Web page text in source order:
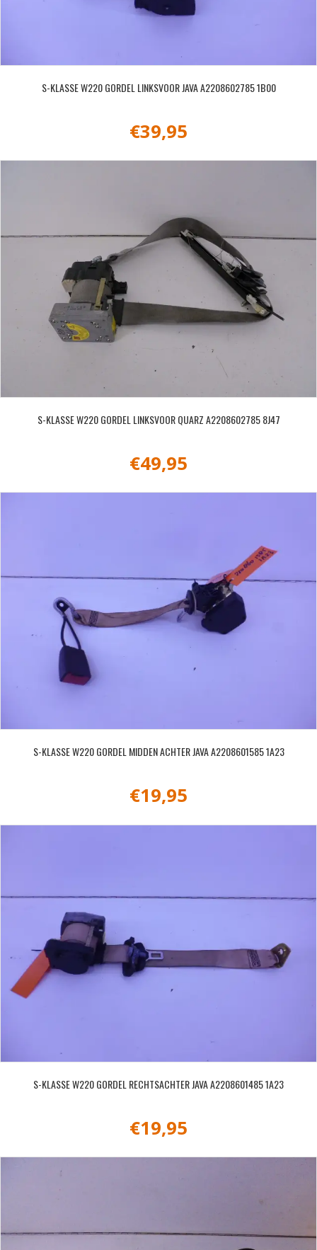
S-KLASSE W220 GORDEL LINKSVOOR JAVA A2208602785 1B00
€39,95
S-KLASSE W220 GORDEL LINKSVOOR QUARZ A2208602785 8J47
€49,95
S-KLASSE W220 GORDEL MIDDEN ACHTER JAVA A2208601585 1A23
€19,95
S-KLASSE W220 GORDEL RECHTSACHTER JAVA A2208601485 1A23
€19,95